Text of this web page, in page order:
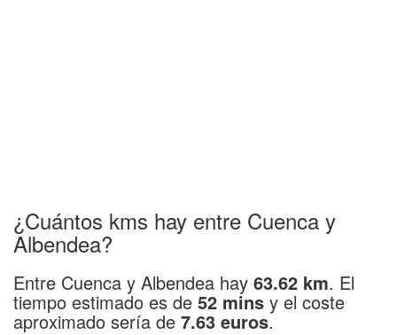
¿Cuántos kms hay entre Cuenca y
Albendea?
Entre Cuenca y Albendea hay 63.62 km. El
tiempo estimado es de 52 mins y el coste
aproximado sería de 7.63 euros.